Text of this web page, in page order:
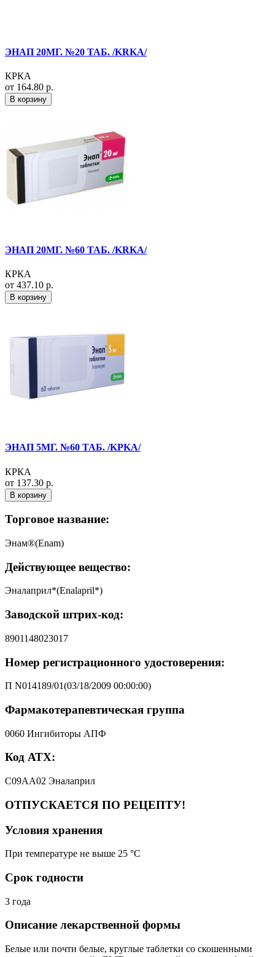
ЭНАП 20МГ. №20 ТАБ. /KRKA/
КРКА
от 164.80 р.
В корзину
ЭНАП 20МГ. №60 ТАБ. /KRKA/
КРКА
от 437.10 р.
В корзину
ЭНАП 5МГ. №60 ТАБ. /KPKA/
КРКА
от 137.30 р.
В корзину
Торговое название:
Энам®(Enam)
Действующее вещество:
Эналаприл*(Enalapril*)
Заводской штрих-код:
8901148023017
Номер регистрационного удостоверения:
П N014189/01(03/18/2009 00:00:00)
Фармакотерапевтическая группа
0060 Ингибиторы АПФ
Код АТХ:
C09AA02 Эналаприл
ОТПУСКАЕТСЯ ПО РЕЦЕПТУ!
Условия хранения
При температуре не выше 25 °C
Срок годности
3 года
Описание лекарственной формы
Белые или почти белые, круглые таблетки со скошенными